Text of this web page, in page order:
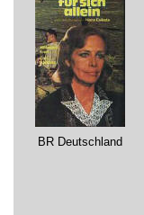
BR Deutschland